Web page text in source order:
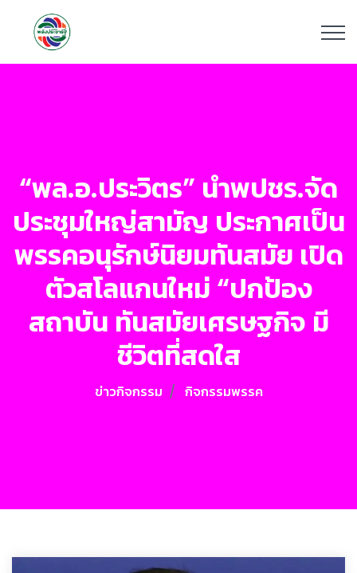
“พล.อ.ประวิตร” นำพปชร.จัด
ประชุมใหญ่สามัญ ประกาศเป็น
พรรคอนุรักษ์นิยมทันสมัย เปิด
ตัวสโลแกนใหม่ “ปกป้อง
สถาบัน ทันสมัยเศรษฐกิจ มี
ชีวิตที่สดใส
ข่าวกิจกรรม กิจกรรมพรรค